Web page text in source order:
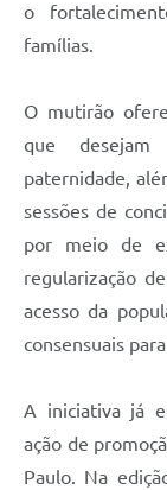
o
famílias.
O mutirão
que desejam
paternidade,
sessões de
por meio de
regularização
acesso da
consensuais
A iniciativa já
ação de
Paulo. Na